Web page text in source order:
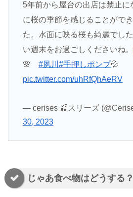
5年前から屋台の出店は禁止に
に桜の季節を感じることがで
た。水面に映る桜も綺麗でし
い週末をお過ごしくださいね。
🌸 #夙川 #手押しポンプ💦
pic.twitter.com/uhRfQhAeRV
— cerises 🍒スリーズ
30, 2023
じゃあ食べ物はどうする？